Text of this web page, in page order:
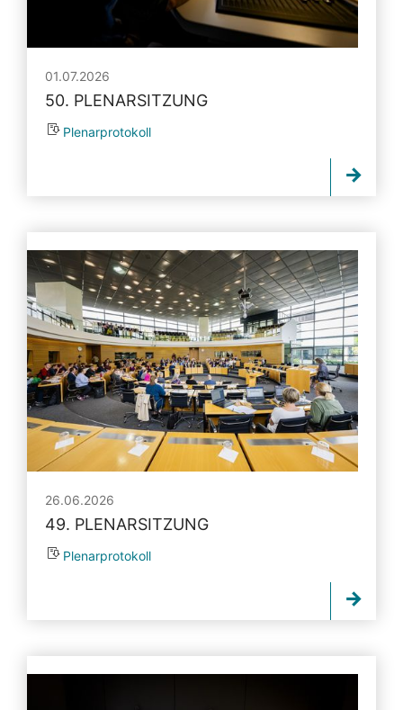
01.07.2026
50. PLENARSITZUNG
Plenarprotokoll
26.06.2026
49. PLENARSITZUNG
Plenarprotokoll